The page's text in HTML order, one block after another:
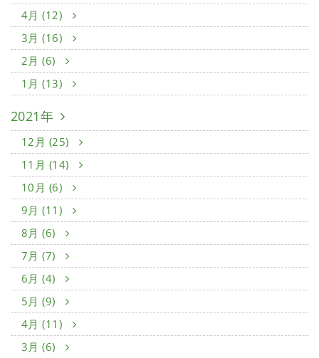
4月 (12)
3月 (16)
2月 (6)
1月 (13)
2021年
12月 (25)
11月 (14)
10月 (6)
9月 (11)
8月 (6)
7月 (7)
6月 (4)
5月 (9)
4月 (11)
3月 (6)